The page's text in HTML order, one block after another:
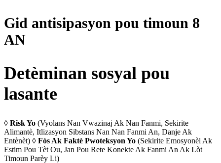
Gid antisipasyon pou timoun 8
AN
Detèminan sosyal pou
lasante
◊ Risk Yo (Vyolans Nan Vwazinaj Ak Nan Fanmi, Sekirite
Alimantè, Itlizasyon Sibstans Nan Nan Fanmi An, Danje Ak
Entènèt) ◊ Fòs Ak Faktè Pwoteksyon Yo (Sekirite Emosyonèl Ak
Estim Pou Tèt Ou, Jan Pou Rete Konekte Ak Fanmi An Ak Lòt
Timoun Parèy Li)